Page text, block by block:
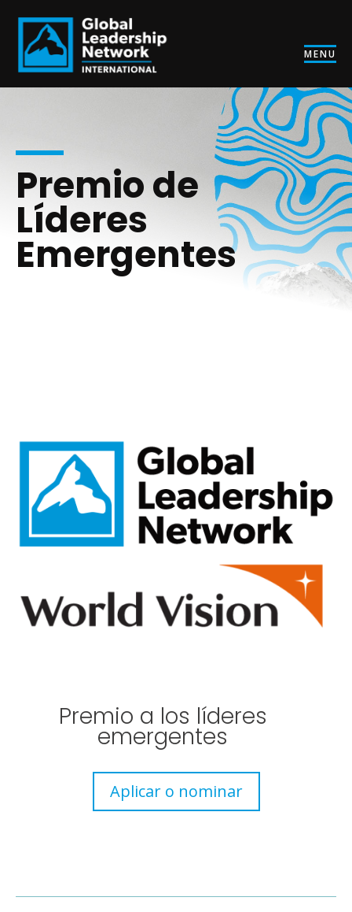
MENU
Premio de
Líderes
Emergentes
Premio a los líderes
emergentes
Aplicar o nominar